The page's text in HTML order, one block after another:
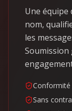
Une équipe
nom,
les
Soumission
Sans